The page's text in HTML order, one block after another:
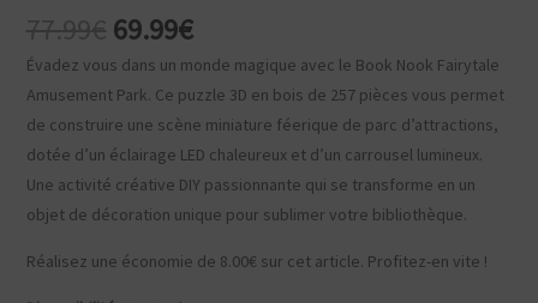
Le
prix
initial
était :
77.99€.
69.99€Le
prix
actuel
est :
69.99€.
Évadez vous dans un monde magique avec le Book Nook Fairytale
Amusement Park. Ce puzzle 3D en bois de 257 pièces vous permet
de construire une scène miniature féerique de parc d’attractions,
dotée d’un éclairage LED chaleureux et d’un carrousel lumineux.
Une activité créative DIY passionnante qui se transforme en un
objet de décoration unique pour sublimer votre bibliothèque.
Réalisez une économie de 8.00€ sur cet article. Profitez-en vite !